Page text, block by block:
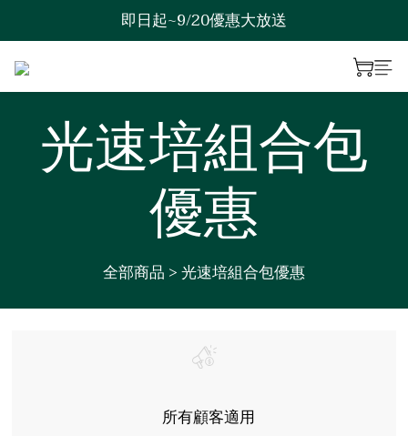
歡迎來到綠澯科技
即日起~9/20優惠大放送
光速培組合包
優惠
全部商品 >光速培組合包優惠
所有顧客適用